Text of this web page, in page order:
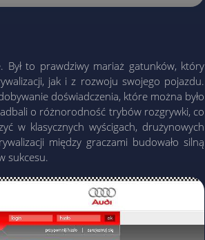
Był to prawdziwy mariaż gatunków, który
jak i z rozwoju swojego pojazdu.
doświadczenia, które można było
o różnorodność trybów rozgrywki, co
w klasycznych wyścigach, drużynowych
między graczami budowało silną
sukcesu.